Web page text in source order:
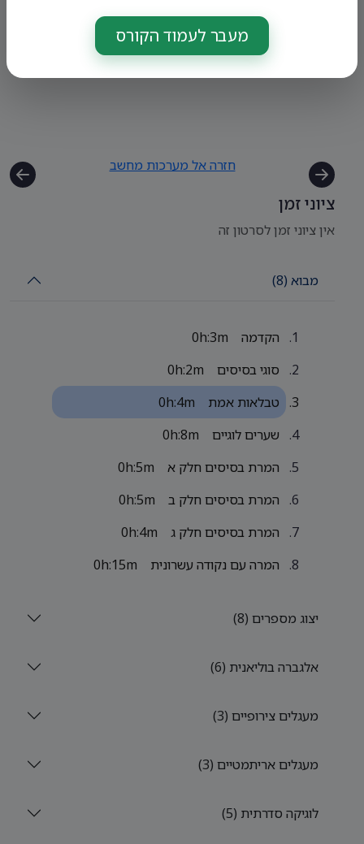
חזרה אל מערכות מחשב
ציוני זמן
אין ציוני זמן לסרטון זה
מבוא (8)
הקדמה
0h:3m
סוגי בסיסים
0h:2m
טבלאות אמת
0h:4m
שערים לוגיים
0h:8m
המרת בסיסים חלק א
0h:5m
המרת בסיסים חלק ב
0h:5m
המרת בסיסים חלק ג
0h:4m
המרה עם נקודה עשרונית
0h:15m
יצוג מספרים (8)
אלגברה בוליאנית (6)
מעגלים צירופיים (3)
מעגלים אריתמטיים (3)
לוגיקה סדרתית (5)
מעבר לעמוד הקורס